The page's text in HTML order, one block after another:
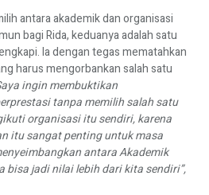
antara akademik dan organisasi
bagi Rida, keduanya adalah satu
Ia dengan tegas mematahkan
harus mengorbankan salah satu
ingin membuktikan
tanpa memilih salah satu
organisasi itu sendiri, karena
itu sangat penting untuk masa
antara Akademik
bisa jadi nilai lebih dari kita sendiri”,